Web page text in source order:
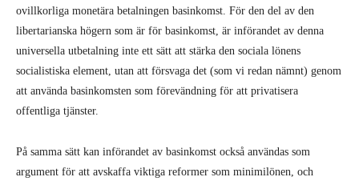
ovillkorliga monetära betalningen basinkomst. För den del av den
libertarianska högern som är för basinkomst, är införandet av denna
universella utbetalning inte ett sätt att stärka den sociala lönens
socialistiska element, utan att försvaga det (som vi redan nämnt) genom
att använda basinkomsten som förevändning för att privatisera
offentliga tjänster.
På samma sätt kan införandet av basinkomst också användas som
argument för att avskaffa viktiga reformer som minimilönen, och